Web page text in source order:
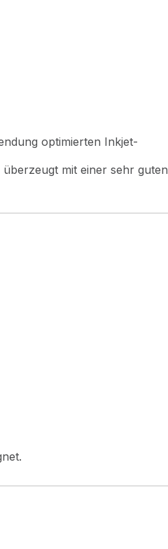
optimierten Inkjet-
mit einer sehr guten